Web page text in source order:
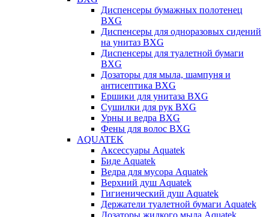
Диспенсеры бумажных полотенец
BXG
Диспенсеры для одноразовых сидений
на унитаз BXG
Диспенсеры для туалетной бумаги
BXG
Дозаторы для мыла, шампуня и
антисептика BXG
Ершики для унитаза BXG
Сушилки для рук BXG
Урны и ведра BXG
Фены для волос BXG
AQUATEK
Аксессуары Aquatek
Биде Aquatek
Ведра для мусора Aquatek
Верхний душ Aquatek
Гигиенический душ Aquatek
Держатели туалетной бумаги Aquatek
Дозаторы жидкого мыла Aquatek